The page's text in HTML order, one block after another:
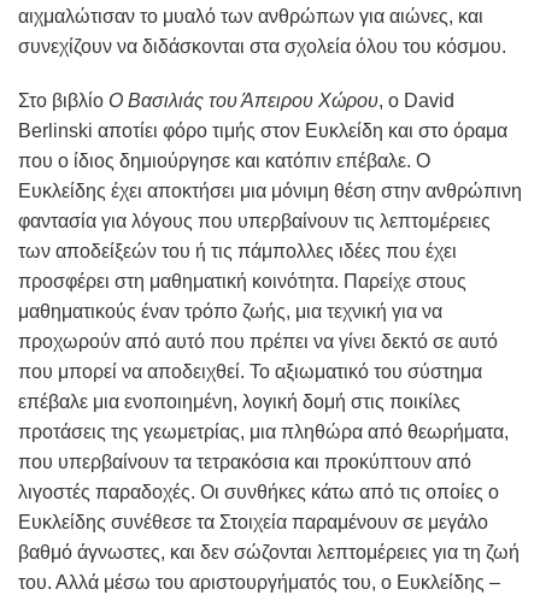
αιχμαλώτισαν το μυαλό των ανθρώπων για αιώνες, και
συνεχίζουν να διδάσκονται στα σχολεία όλου του κόσμου.
Στο βιβλίο Ο Βασιλιάς του Άπειρου Χώρου, ο David
Berlinski αποτίει φόρο τιμής στον Ευκλείδη και στο όραμα
που ο ίδιος δημιούργησε και κατόπιν επέβαλε. Ο
Ευκλείδης έχει αποκτήσει μια μόνιμη θέση στην ανθρώπινη
φαντασία για λόγους που υπερβαίνουν τις λεπτομέρειες
των αποδείξεών του ή τις πάμπολλες ιδέες που έχει
προσφέρει στη μαθηματική κοινότητα. Παρείχε στους
μαθηματικούς έναν τρόπο ζωής, μια τεχνική για να
προχωρούν από αυτό που πρέπει να γίνει δεκτό σε αυτό
που μπορεί να αποδειχθεί. Το αξιωματικό του σύστημα
επέβαλε μια ενοποιημένη, λογική δομή στις ποικίλες
προτάσεις της γεωμετρίας, μια πληθώρα από θεωρήματα,
που υπερβαίνουν τα τετρακόσια και προκύπτουν από
λιγοστές παραδοχές. Οι συνθήκες κάτω από τις οποίες ο
Ευκλείδης συνέθεσε τα Στοιχεία παραμένουν σε μεγάλο
βαθμό άγνωστες, και δεν σώζονται λεπτομέρειες για τη ζωή
του. Αλλά μέσω του αριστουργήματός του, ο Ευκλείδης –